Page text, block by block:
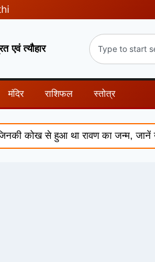
एवं त्यौहार
मंदिर राशिफल स्तोत्र
कोख से हुआ था रावण का जन्म, जानें